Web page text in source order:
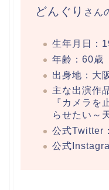
どんぐり さん
生年月日：
年齢：60歳
出身地：大
主な出演作
『カメラを
らせたい～
公式Twitter：
公式